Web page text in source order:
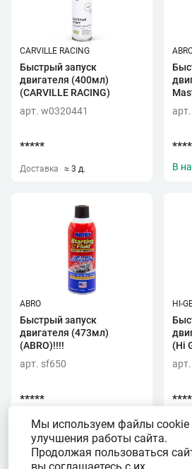
CARVILLE RACING
Быстрый запуск
двигателя (400мл)
(CARVILLE RACING)
арт. w0320441
*****
Доставка ≈ 3 д. В
ABRO
Быстрый запуск
двигателя (473мл)
(ABRO)!!!!
арт. sf650
*****
Доставка ≈ 3 д.
HI-
(Hi
Мы используем файлы cookie
улучшения работы сайта.
Продолжая пользоваться